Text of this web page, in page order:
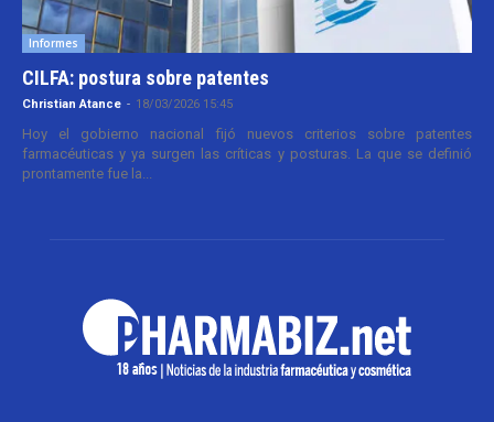
Informes
CILFA: postura sobre patentes
Christian Atance - 18/03/2026 15:45
Hoy el gobierno nacional fijó nuevos criterios sobre patentes
farmacéuticas y ya surgen las críticas y posturas. La que se definió
prontamente fue la...